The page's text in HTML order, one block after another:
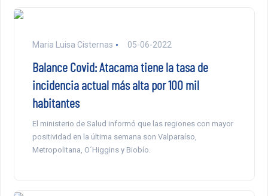
Maria Luisa Cisternas 05-06-2022
Balance Covid: Atacama tiene la tasa de
incidencia actual más alta por 100 mil
habitantes
El ministerio de Salud informó que las regiones con mayor
positividad en la última semana son Valparaíso,
Metropolitana, O´Higgins y Biobío.